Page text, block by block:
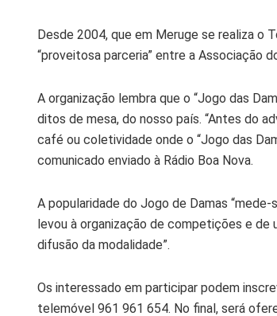
Desde 2004, que em Meruge se realiza o
“proveitosa parceria” entre a Associação
A organização lembra que o “Jogo das
ditos de mesa, do nosso país. “Antes do
café ou coletividade onde o “Jogo das
comunicado enviado à Rádio Boa Nova.
A popularidade do Jogo de Damas
levou à organização de competições e de
difusão da modalidade”.
Os interessado em participar podem
telemóvel 961 961 654. No final, será